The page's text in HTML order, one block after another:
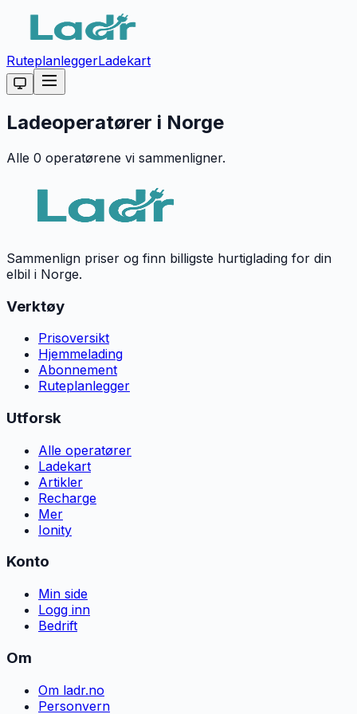
RuteplanleggerLadekart
Ladeoperatører i Norge
Alle 0 operatørene vi sammenligner.
Sammenlign priser og finn billigste hurtiglading for din
elbil i Norge.
Verktøy
Prisoversikt
Hjemmelading
Abonnement
Ruteplanlegger
Utforsk
Alle operatører
Ladekart
Artikler
Recharge
Mer
Ionity
Konto
Min side
Logg inn
Bedrift
Om
Om ladr.no
Personvern